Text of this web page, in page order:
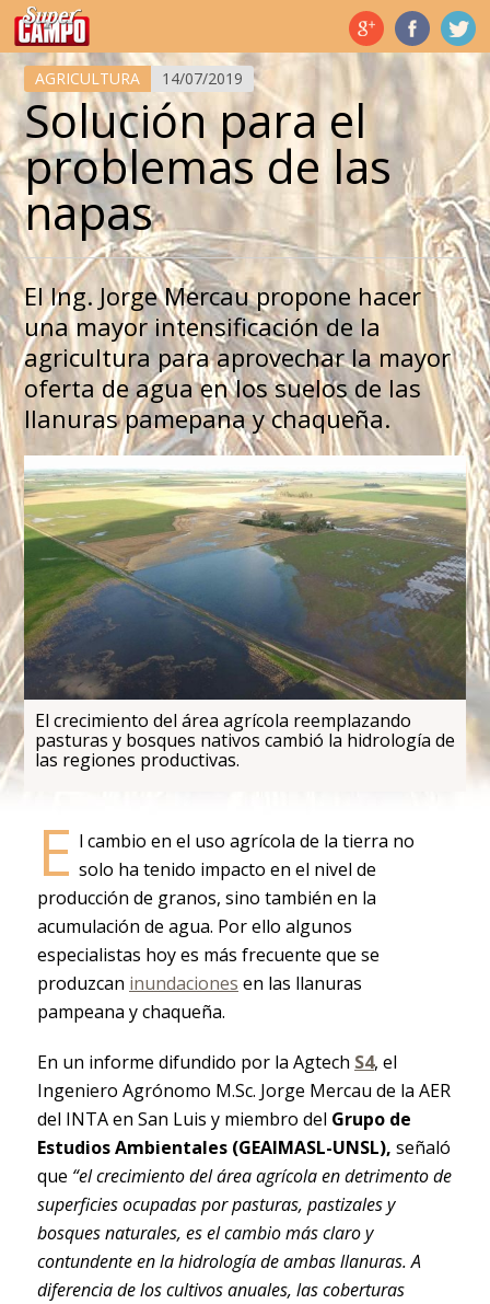
Temas de hoy
AGRICULTURA 14/07/2019
Solución para el
problemas de las
napas
El Ing. Jorge Mercau propone hacer
una mayor intensificación de la
agricultura para aprovechar la mayor
oferta de agua en los suelos de las
llanuras pamepana y chaqueña.
El crecimiento del área agrícola reemplazando
pasturas y bosques nativos cambió la hidrología de
las regiones productivas.
E l cambio en el uso agrícola de la tierra no
solo ha tenido impacto en el nivel de
producción de granos, sino también en la
acumulación de agua. Por ello algunos
especialistas hoy es más frecuente que se
produzcan inundaciones en las llanuras
pampeana y chaqueña.
En un informe difundido por la Agtech S4, el
Ingeniero Agrónomo M.Sc. Jorge Mercau de la AER
del INTA en San Luis y miembro del Grupo de
Estudios Ambientales (GEAIMASL-UNSL), señaló
que “el crecimiento del área agrícola en detrimento de
superficies ocupadas por pasturas, pastizales y
bosques naturales, es el cambio más claro y
contundente en la hidrología de ambas llanuras. A
diferencia de los cultivos anuales, las coberturas